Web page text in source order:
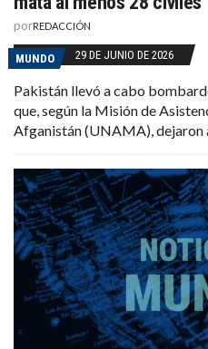
porREDACCIÓN
MUNDO 29 DE JUNIO DE 2026
Pakistán llevó a cabo
que, según la Misión de
Afganistán (UNAMA), dejaron